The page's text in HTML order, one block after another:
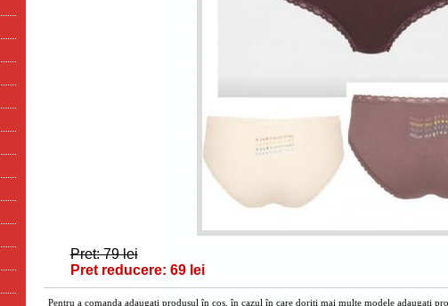
Pret: 79 lei
Pret reducere: 69 lei
Pentru a comanda adaugați produsul în cos, în cazul în care doriți mai multe modele adaugați